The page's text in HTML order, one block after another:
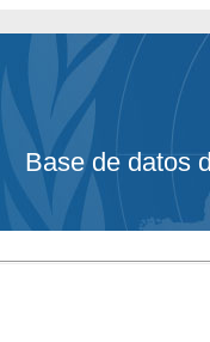
Base de datos